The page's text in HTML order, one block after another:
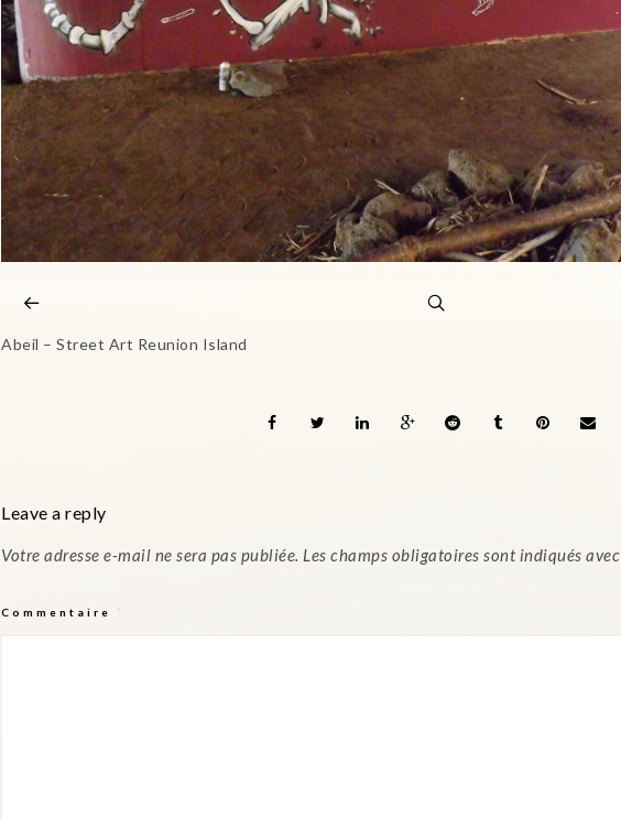
Abeil – Street Art Reunion Island
Leave a reply
Votre adresse e-mail ne sera pas publiée. Les champs obligatoires sont indiqués avec
Commentaire *